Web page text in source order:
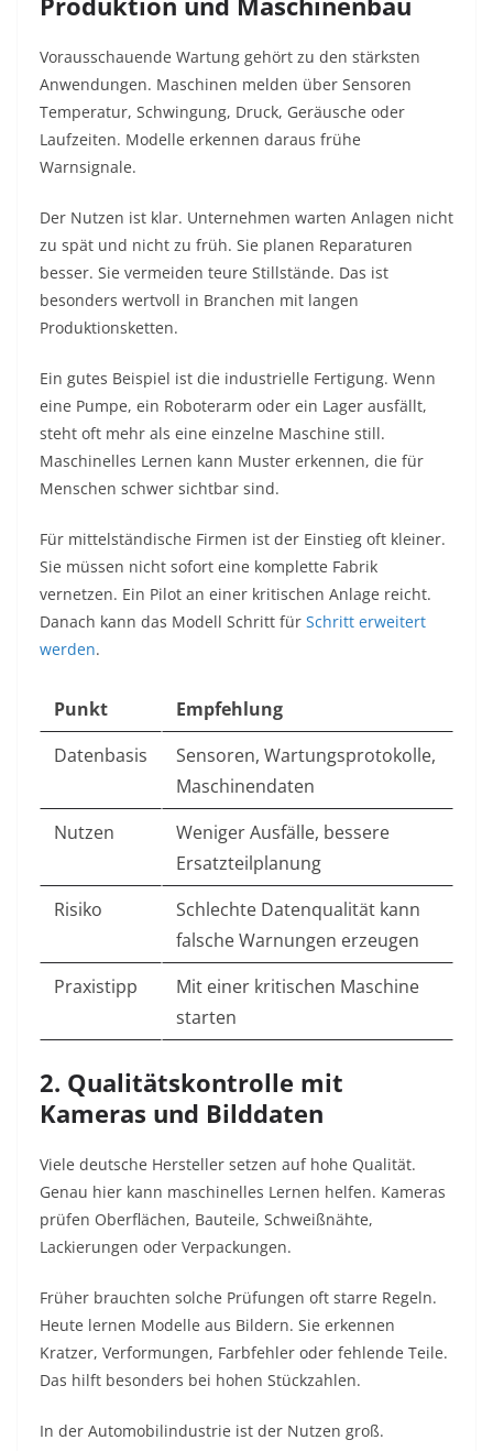
Vorausschauende Wartung gehört zu den stärksten
Anwendungen. Maschinen melden über Sensoren
Temperatur, Schwingung, Druck, Geräusche oder
Laufzeiten. Modelle erkennen daraus frühe
Warnsignale.
Der Nutzen ist klar. Unternehmen warten Anlagen nicht
zu spät und nicht zu früh. Sie planen Reparaturen
besser. Sie vermeiden teure Stillstände. Das ist
besonders wertvoll in Branchen mit langen
Produktionsketten.
Ein gutes Beispiel ist die industrielle Fertigung. Wenn
eine Pumpe, ein Roboterarm oder ein Lager ausfällt,
steht oft mehr als eine einzelne Maschine still.
Maschinelles Lernen kann Muster erkennen, die für
Menschen schwer sichtbar sind.
Für mittelständische Firmen ist der Einstieg oft kleiner.
Sie müssen nicht sofort eine komplette Fabrik
vernetzen. Ein Pilot an einer kritischen Anlage reicht.
Danach kann das Modell Schritt für Schritt erweitert
werden.
Punkt
Empfehlung
Datenbasis
Sensoren, Wartungsprotokolle,
Maschinendaten
Nutzen
Weniger Ausfälle, bessere
Ersatzteilplanung
Risiko
Schlechte Datenqualität kann
falsche Warnungen erzeugen
Praxistipp
Mit einer kritischen Maschine
starten
2. Qualitätskontrolle mit
Kameras und Bilddaten
Viele deutsche Hersteller setzen auf hohe Qualität.
Genau hier kann maschinelles Lernen helfen. Kameras
prüfen Oberflächen, Bauteile, Schweißnähte,
Lackierungen oder Verpackungen.
Früher brauchten solche Prüfungen oft starre Regeln.
Heute lernen Modelle aus Bildern. Sie erkennen
Kratzer, Verformungen, Farbfehler oder fehlende Teile.
Das hilft besonders bei hohen Stückzahlen.
In der Automobilindustrie ist der Nutzen groß.